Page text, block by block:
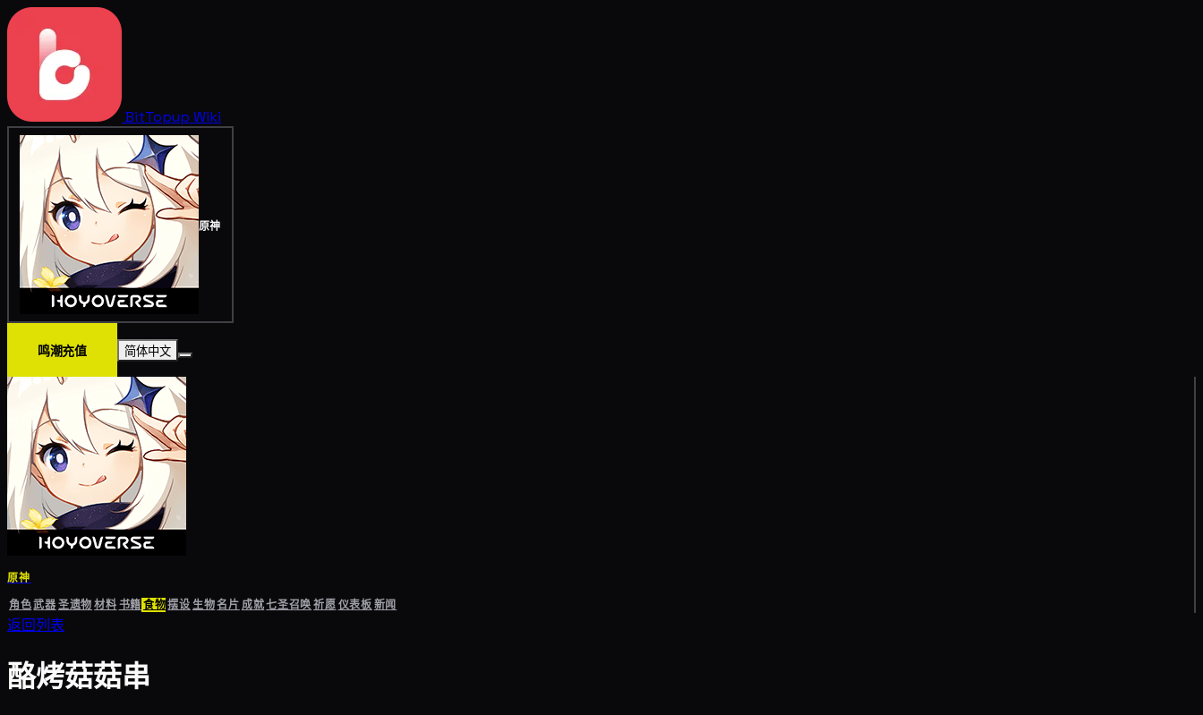
BitTopup Wiki
原神
鸣潮充值 简体中文
原神
角色武器圣遗物材料书籍食物摆设生物名片成就七圣召唤祈愿仪表板新闻
返回列表
酪烤菇菇串